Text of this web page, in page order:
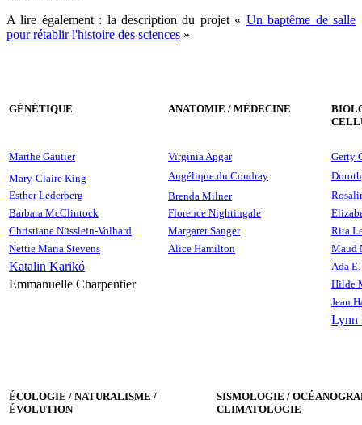
A lire également : la description du projet « Un baptême de salle
pour rétablir l'histoire des sciences »
GÉNÉTIQUE ANATOMIE / MÉDECINE
Marthe Gautier Virginia Apgar
Gerty
Mary-Claire King
Angélique du Coudray
Esther Lederberg
Brenda Milner
Barbara McClintock
Florence Nightingale
Christiane Nüsslein-Volhard
Margaret Sanger
Rita
Nettie Maria Stevens
Alice Hamilton Maud
Katalin Karikó Ada
Emmanuelle Charpentier
Hilde
Jean
Lynn
ÉCOLOGIE / NATURALISME /
ÉVOLUTION
SISMOLOGIE /
CLIMATOLOGIE